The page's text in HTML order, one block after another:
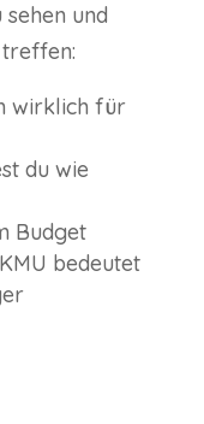
und
wirklich für
du wie
Budget
bedeutet